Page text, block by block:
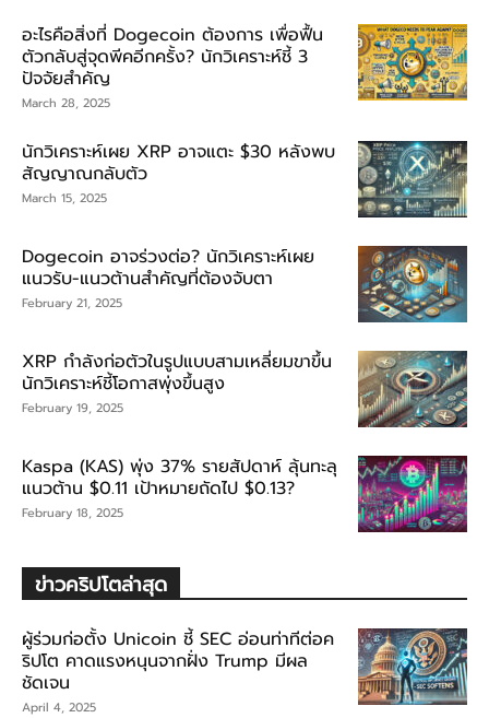
อะไรคือสิ่งที่ Dogecoin ต้องการ เพื่อฟื้น
ตัวกลับสู่จุดพีคอีกครั้ง? นักวิเคราะห์ชี้ 3
ปัจจัยสำคัญ
March 28, 2025
นักวิเคราะห์เผย XRP อาจแตะ $30 หลังพบ
สัญญาณกลับตัว
March 15, 2025
Dogecoin อาจร่วงต่อ? นักวิเคราะห์เผย
แนวรับ-แนวต้านสำคัญที่ต้องจับตา
February 21, 2025
XRP กำลังก่อตัวในรูปแบบสามเหลี่ยมขาขึ้น
นักวิเคราะห์ชี้โอกาสพุ่งขึ้นสูง
February 19, 2025
Kaspa (KAS) พุ่ง 37% รายสัปดาห์ ลุ้นทะลุ
แนวต้าน $0.11 เป้าหมายถัดไป $0.13?
February 18, 2025
ข่าวคริปโตล่าสุด
ผู้ร่วมก่อตั้ง Unicoin ชี้ SEC อ่อนท่าทีต่อค
ริปโต คาดแรงหนุนจากฝั่ง Trump มีผล
ชัดเจน
April 4, 2025